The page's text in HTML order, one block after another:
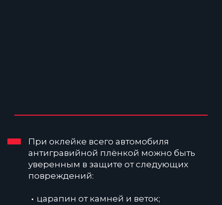
При оклейке всего автомобиля
антигравийной плёнкой можно быть
уверенным в защите от следующих
повреждений:
царапин от камней и веток;